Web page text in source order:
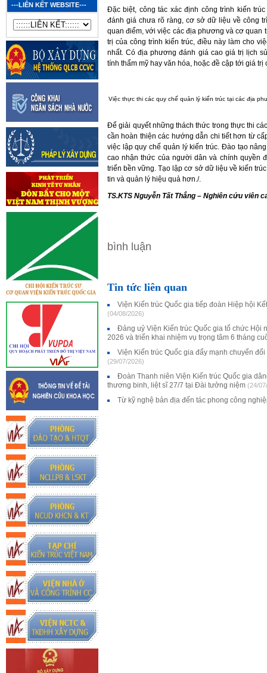
---LIÊN KẾT WEBSITE---
Đặc biệt, công tác xác định công trình kiến
đánh giá chưa rõ ràng, cơ sở dữ liệu về công
quan điểm, với việc các địa phương và cơ quan
trị của công trình kiến trúc, điều này làm cho
nhất. Có địa phương đánh giá cao giá trị lịch
tính thẩm mỹ hay văn hóa, hoặc đề cập tới giá
Việc thực thi các quy chế quản lý kiến trúc tại các địa
Để giải quyết những thách thức trong thực thi
cần hoàn thiện các hướng dẫn chi tiết hơn từ
việc lập quy chế quản lý kiến trúc. Đào tạo
cao nhận thức của người dân và chính quyền
triển bền vững. Tạo lập cơ sở dữ liệu về kiến
tin và quản lý hiệu quả hơn./.
TS.KTS Nguyễn Tất Thắng – Nghiên cứu viên
bình luận
Tin tức liên quan
Viện Kiến trúc Quốc gia tiếp đoàn Hiệp hội
(04/08/2026)
Đảng uỷ Viện Kiến trúc Quốc gia tổ chức Hội
2026 và triển khai nhiệm vụ trọng tâm 6 tháng
Viện Kiến trúc Quốc gia đẩy mạnh chuyển
(29/07/2026)
Đoàn Thanh niên Viện Kiến trúc Quốc gia
thương binh, liệt sĩ 27/7 tại Đài tưởng niệm (24/
Từ kỹ nghệ bản địa đến tác phong công